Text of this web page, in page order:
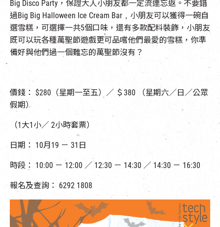
Big Disco Party，保證大人小朋友都一定流連忘返。不要錯
過Big Big Halloween Ice Cream Bar﹐小朋友可以獲得一碗自
選雪糕，可選擇一共5個口味，還有多款配料裝飾，小朋友
既可以玩各種萬聖節遊戲更可品嚐他們最愛的雪糕，你準
備好與他們過一個難忘的萬聖節沒有？
價錢： $280（星期一至五）／ ＄380 （星期六／日／公眾
假期）
（1大1小／ 2小時套票）
日期： 10月19 － 31日
時段： 10:00 － 12:00 ／ 12:30 － 14:30 ／ 14:30 － 16:30
報名及查詢： 6292 1808